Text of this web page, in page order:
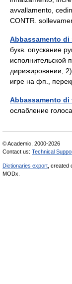
avvallamento,
CONTR.
Abbassamento di
букв. опускание
исполнительской
дирижировании,
игре на фп.,
Abbassamento di
ослабление
© Academic, 2000-2026
Contact us: Technical
Dictionaries export , created
MODx.